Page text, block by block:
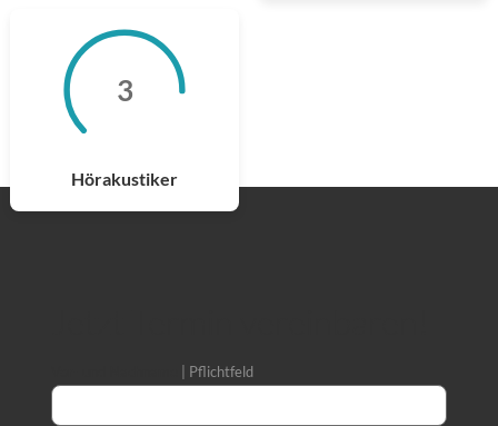
3
3
Hörakustiker
Pflichtfeld